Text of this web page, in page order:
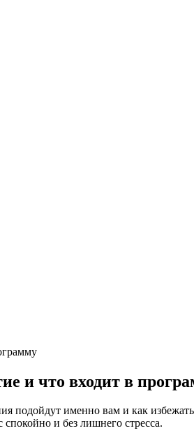
и что входит в
подойдут именно вам и как
и без лишнего стресса.